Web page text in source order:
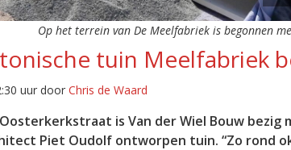
Op het terrein van De Meelfabriek is begonnen
tuin Meelfabriek
uur door Chris de Waard
is Van der Wiel Bouw bezig
Piet Oudolf ontworpen tuin. “Zo rond